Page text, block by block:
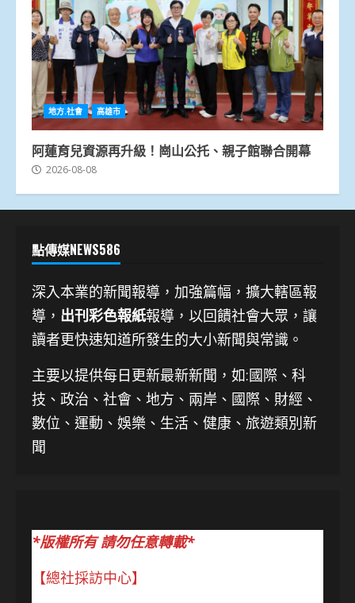
地方.社會 高雄市
阿蓮育兒資源再升級！崗山公托、親子館聯合開幕
2026-08-08
點傳媒NEWS586
深入本業的新聞報導，加強篇幅，擴大轄區報
導， 出刊彩色報紙報導，以回饋社會大眾，讓
讀者更快速知道所發生的大小新聞與常識。
主要以提供每日更新最新新聞 ，如:國際、科
技、 政治、社會、地方、兩岸、國際、財經、
數位、運動、娛樂、生活、健康、旅遊類別新
聞
*版權所有 請勿任意轉載*
【總社採訪中心】